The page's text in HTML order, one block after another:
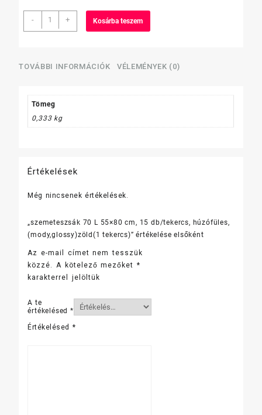
-
szemeteszsák
70
cm,
húzófüles,
(mody,glossy)zöld(1
tekercs)
+ Kosárba teszem
TOVÁBBI INFORMÁCIÓK VÉLEMÉNYEK (0)
Tömeg
0,333 kg
Értékelések
Még nincsenek értékelések.
„szemeteszsák 70 L 55×80 cm, 15 db/tekercs, húzófüles,
(mody,glossy)zöld(1 tekercs)” értékelése elsőként
Az e-mail címet nem tesszük
közzé.
A kötelező mezőket *
karakterrel jelöltük
A te
értékelésed*
Értékelésed *